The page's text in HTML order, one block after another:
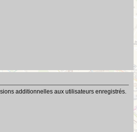
additionnelles aux utilisateurs enregistrés.